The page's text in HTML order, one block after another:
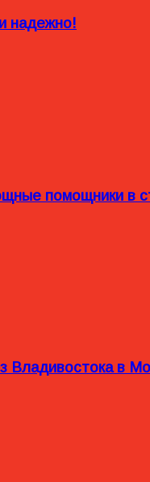
надежно!
помощники в
Владивостока в